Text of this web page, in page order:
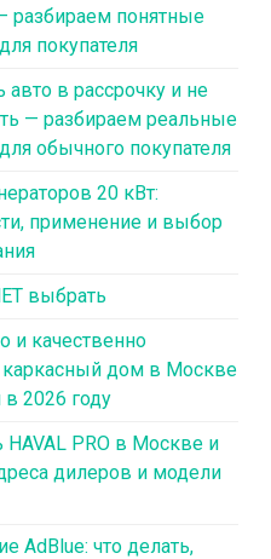
разбираем понятные
покупателя
авто в рассрочку и не
— разбираем реальные
обычного покупателя
20 кВт:
применение и выбор
выбрать
и качественно
каркасный дом в Москве
2026 году
HAVAL PRO в Москве и
дилеров и модели
AdBlue: что делать,